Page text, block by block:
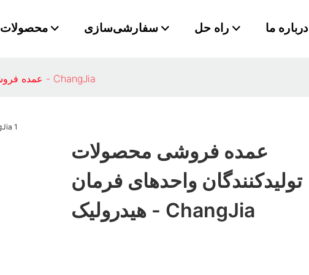
محصولات سفارشی‌سازی راه حل درباره ما
عمده فروشی محصولات تولیدکنندگان واحدهای فرمان هیدرولیک - ChangJia
عمده فروشی محصولات
تولیدکنندگان واحدهای فرمان
هیدرولیک - ChangJia